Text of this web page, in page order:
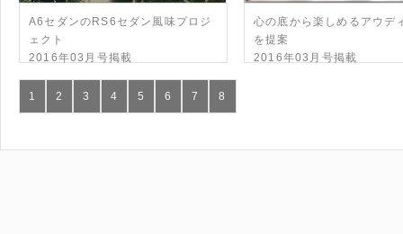
A6セダンのRS6セダン風味プロジ
ェクト
2016年03月号掲載
心の底から楽しめるアウデ
を提案
2016年03月号掲載
1 2 3 4 5 6 7 8